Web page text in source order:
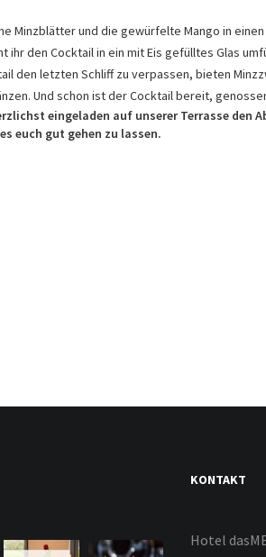
Minzblätter und die gewürfelte Mango in
den Cocktail in ein mit Eis gefülltes Glas
den letzten Schliff zu verpassen, bieten
Und schon ist der Cocktail bereit,
eingeladen auf unserer Terrasse den
euch gut gehen zu lassen.
KONTAKT
Hotel